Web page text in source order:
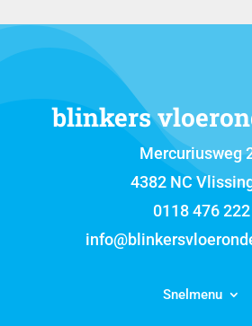
blinkers
Mercuriusweg
4382 NC
0118 476 222
Snelmenu